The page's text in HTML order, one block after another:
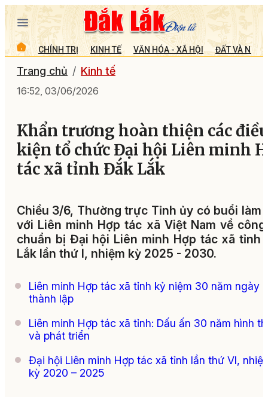
CHÍNH TRỊ KINH TẾ VĂN HÓA - XÃ HỘI ĐẤT VÀ
Trang chủ Kinh tế
16:52, 03/06/2026
Khẩn trương hoàn thiện các
kiện tổ chức Đại hội Liên minh
tác xã tỉnh Đắk Lắk
Chiều 3/6, Thường trực Tỉnh ủy có buổi làm
với Liên minh Hợp tác xã Việt Nam về
chuẩn bị Đại hội Liên minh Hợp tác xã tỉnh
Lắk lần thứ I, nhiệm kỳ 2025 - 2030.
Liên minh Hợp tác xã tỉnh kỷ niệm 30 năm ngày
thành lập
Liên minh Hợp tác xã tỉnh: Dấu ấn 30 năm hình
và phát triển
Đại hội Liên minh Hợp tác xã tỉnh lần thứ VI,
kỳ 2020 – 2025